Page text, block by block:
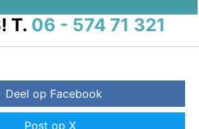
T. 06 - 574 71 321
Deel op Facebook
Post op X